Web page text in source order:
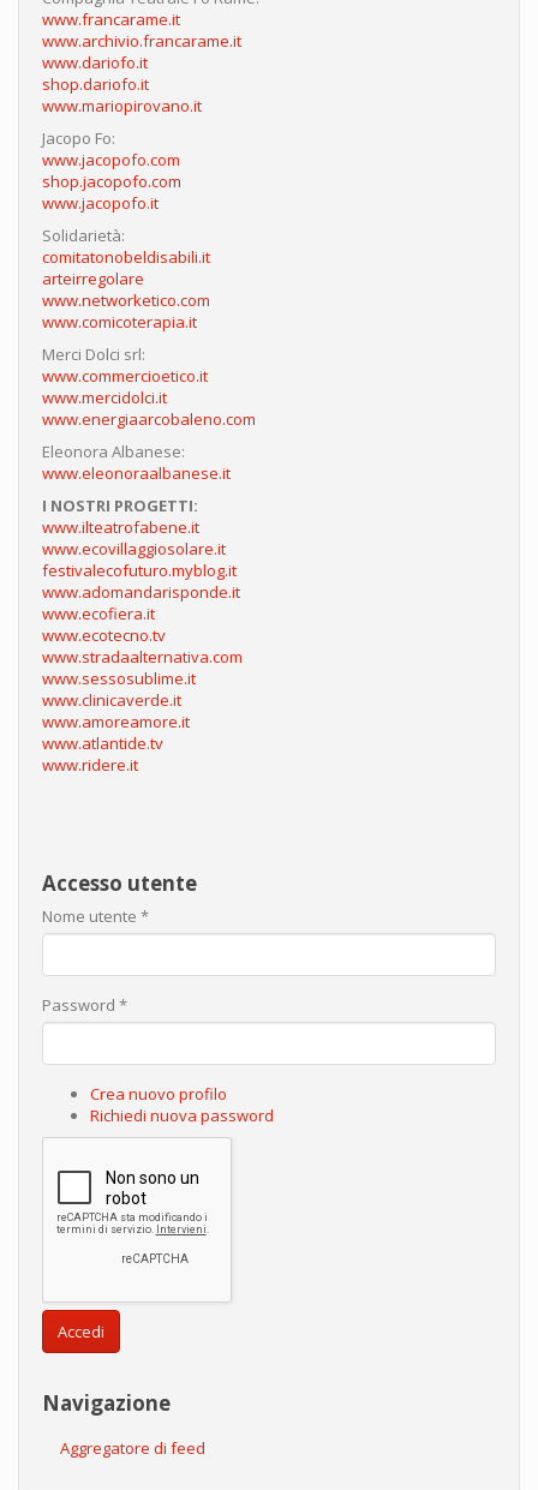
www.francarame.it
www.archivio.francarame.it
www.dariofo.it
shop.dariofo.it
www.mariopirovano.it
Jacopo Fo:
www.jacopofo.com
shop.jacopofo.com
www.jacopofo.it
Solidarietà:
comitatonobeldisabili.it
arteirregolare
www.networketico.com
www.comicoterapia.it
Merci Dolci srl:
www.commercioetico.it
www.mercidolci.it
www.energiaarcobaleno.com
Eleonora Albanese:
www.eleonoraalbanese.it
I NOSTRI PROGETTI:
www.ilteatrofabene.it
www.ecovillaggiosolare.it
festivalecofuturo.myblog.it
www.adomandarisponde.it
www.ecofiera.it
www.ecotecno.tv
www.stradaalternativa.com
www.sessosublime.it
www.clinicaverde.it
www.amoreamore.it
www.atlantide.tv
www.ridere.it
Accesso utente
Nome utente *
Password *
Crea nuovo profilo
Richiedi nuova password
Accedi
Navigazione
Aggregatore di feed